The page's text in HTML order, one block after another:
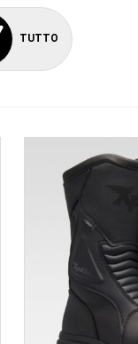
TUTTO